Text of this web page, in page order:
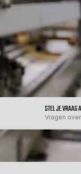
STEL JE VRAAG
Vragen